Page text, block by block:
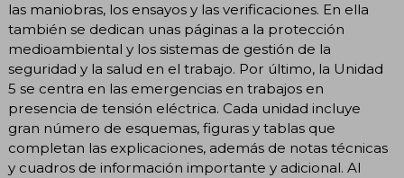
las maniobras, los ensayos y las verificaciones. En ella
también se dedican unas páginas a la protección
medioambiental y los sistemas de gestión de la
seguridad y la salud en el trabajo. Por último, la Unidad
5 se centra en las emergencias en trabajos en
presencia de tensión eléctrica. Cada unidad incluye
gran número de esquemas, figuras y tablas que
completan las explicaciones, además de notas técnicas
y cuadros de información importante y adicional. Al